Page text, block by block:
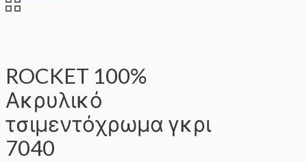
ROCKET 100%
Ακρυλικό
τσιμεντόχρωμα γκρι
7040